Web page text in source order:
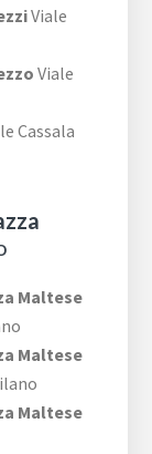
Viale
Viale
Cassala
Maltese
Maltese
Maltese